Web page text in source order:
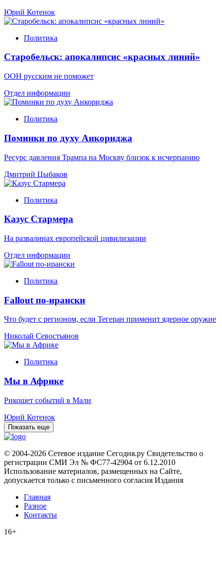
Юрий Котенок
Политика
Старобельск: апокалипсис «красных линий»
ООН русским не поможет
Отдел информации
Политика
Поминки по духу Анкориджа
Ресурс давления Трампа на Москву близок к исчерпанию
Дмитрий Цыбаков
Политика
Казус Стармера
На развалинах европейской цивилизации
Отдел информации
Политика
Fallout по-ирански
Что будет с регионом, если Тегеран применит ядерное оружие
Николай Севостьянов
Политика
Мы в Африке
Рикошет событий в Мали
Юрий Котенок
Показать еще
© 2004-2026 Сетевое издание Сегодня.ру Свидетельство о
регистрации СМИ Эл № ФС77-42904 от 6.12.2010
Использование материалов, размещенных на Сайте,
допускается только с письменного согласия Издания
Главная
Разное
Контакты
16+